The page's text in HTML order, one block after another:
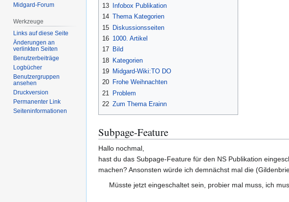
13
Infobox Publikation
14 Thema Kategorien
15 Diskussionsseiten
16 1000. Artikel
17 Bild
18 Kategorien
19 Midgard-Wiki:TO DO
20 Frohe Weihnachten
21
Problem
22 Zum Thema Erainn
Subpage-Feature
Hallo nochmal,
hast du das Subpage-Feature für den NS Publikation
machen? Ansonsten würde ich demnächst mal die
Müsste jetzt eingeschaltet sein, probier mal muss, ich
Midgard-Forum
Werkzeuge
Links auf diese Seite
Änderungen an
verlinkten Seiten
Benutzerbeiträge
Logbücher
Benutzergruppen
ansehen
Druckversion
Permanenter Link
Seiten­­informationen